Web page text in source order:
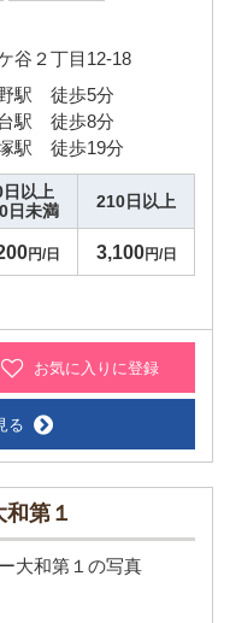
谷２丁目12-18
駅 徒歩5分
駅 徒歩8分
駅 徒歩19分
日以上
日未満
210日以上
円/日 3,100円/日
お気に入りに登録
る
第１